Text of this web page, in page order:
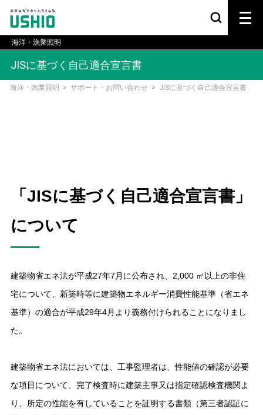
海洋・漁業照明
JISに基づく自己適合宣言書
海洋・漁業照明 > サポート・お問い合わせ > JISに基づく自己適合宣言書
「JISに基づく自己適合宣言書」
について
建築物省エネ法が平成27年7月に公布され、2,000 ㎡以上の非住
宅について、新築時等に建築物エネルギー消費性能基準（省エネ
基準）の適合が平成29年4月より義務付けられることになりまし
た。
建築物省エネ法においては、工事監理者は、性能値の確認が必要
な項目について、完了検査時に建築主事又は指定確認検査機関よ
り、所定の性能を有していることを証明する書類（第三者認証に